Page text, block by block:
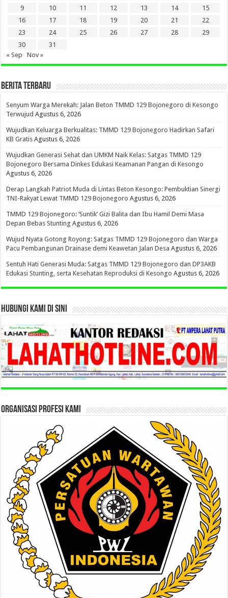
9
10 11 12 13 14
15
16
17 18 19 20 21
22
23
24 25 26 27 28
29
30
31
« Sep
Nov »
BERITA TERBARU
Senyum Warga Merekah: Jalan Beton TMMD 129 Bojonegoro di Kesongo
Terwujud Agustus 6, 2026
Wujudkan Keluarga Berkualitas: TMMD 129 Bojonegoro Hadirkan Safari
KB Gratis Agustus 6, 2026
Wujudkan Generasi Sehat dan UMKM Naik Kelas: Satgas TMMD 129
Bojonegoro Bersama Dinkes Edukasi Keamanan Pangan di Kesongo
Agustus 6, 2026
Derap Langkah Patriot Muda di Lintas Beton Kesongo: Pembuktian Sinergi
TNI-Rakyat Lewat TMMD 129 Bojonegoro Agustus 6, 2026
TMMD 129 Bojonegoro: ‘Suntik’ Gizi Balita dan Ibu Hamil Demi Masa
Depan Bebas Stunting Agustus 6, 2026
Wujud Nyata Gotong Royong: Satgas TMMD 129 Bojonegoro dan Warga
Pacu Pembangunan Drainase demi Keawetan Jalan Desa Agustus 6, 2026
Sentuh Hati Generasi Muda: Satgas TMMD 129 Bojonegoro dan DP3AKB
Edukasi Stunting, serta Kesehatan Reproduksi di Kesongo Agustus 6, 2026
HUBUNGI KAMI DI SINI
ORGANISASI PROFESI KAMI